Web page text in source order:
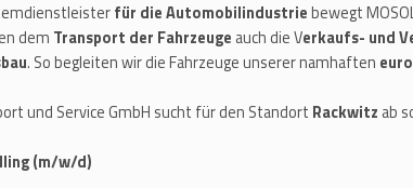
für die Automobilindustriebewegt
dem Transport der Fahrzeuge auch die Verkaufs- und
. So begleiten wir die Fahrzeuge unserer namhaften
und Service GmbH sucht für den Standort Rackwitz ab
(m/w/d)